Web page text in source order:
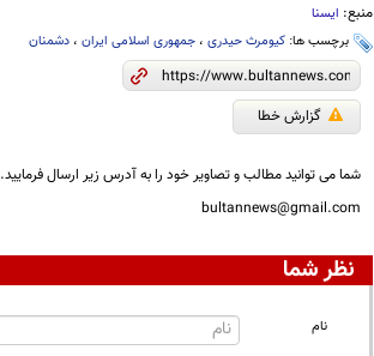
منبع: ایسنا
برچسب ها: کیومرث حیدری، جمهوری اسلامی ایران، دشمنان
گزارش خطا
شما می توانید مطالب و تصاویر خود را به آدرس زیر ارسال فرمایید.
bultannews@gmail.com
نظر شما
نام